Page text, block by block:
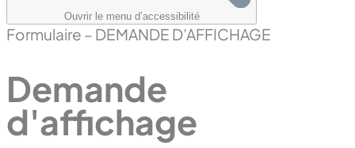
Ouvrir le menu d’accessibilité
Formulaire – DEMANDE D’AFFICHAGE
Demande
d'affichage